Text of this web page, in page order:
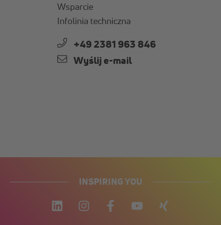
Wsparcie
Infolinia techniczna
+49 2381 963 846
Wyślij e-mail
INSPIRING YOU